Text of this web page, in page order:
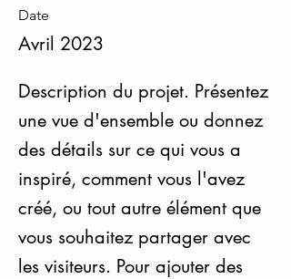
Date
Avril 2023
Description du projet. Présentez
une vue d'ensemble ou donnez
des détails sur ce qui vous a
inspiré, comment vous l'avez
créé, ou tout autre élément que
vous souhaitez partager avec
les visiteurs. Pour ajouter des